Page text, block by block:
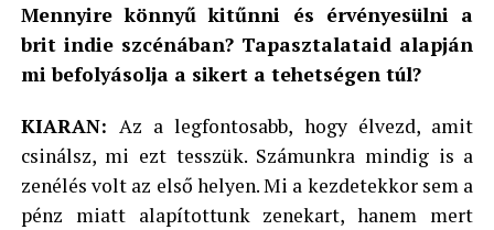
Mennyire könnyű kitűnni és érvényesülni a
brit indie szcénában? Tapasztalataid alapján
mi befolyásolja a sikert a tehetségen túl?
KIARAN: Az a legfontosabb, hogy élvezd, amit
csinálsz, mi ezt tesszük. Számunkra mindig is a
zenélés volt az első helyen. Mi a kezdetekkor sem a
pénz miatt alapítottunk zenekart, hanem mert